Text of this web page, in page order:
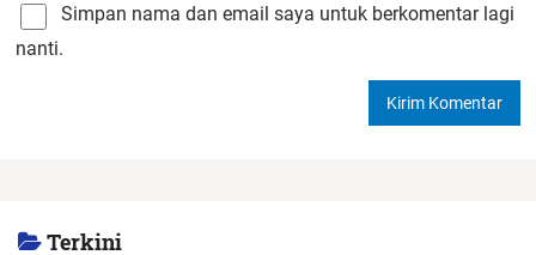
Simpan nama dan email saya untuk berkomentar lagi
nanti.
Terkini